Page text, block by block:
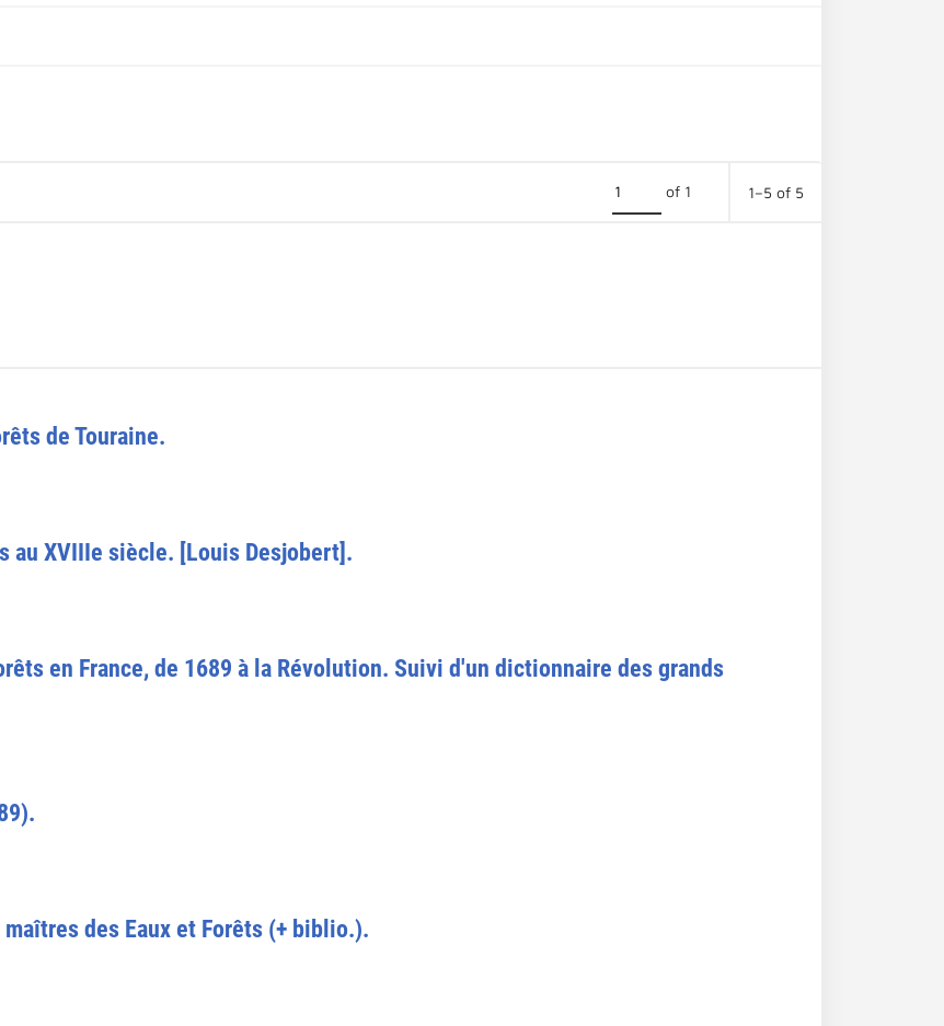
of 1 1–5 of 5
de Touraine.
au XVIIIe siècle. [Louis Desjobert].
en France, de 1689 à la Révolution. Suivi d'un dictionnaire des grands
des Eaux et Forêts (+ biblio.).